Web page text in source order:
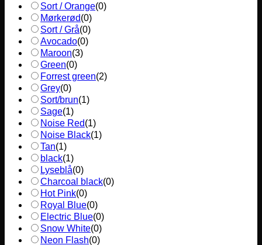
Sort / Orange(0)
Mørkerød(0)
Sort / Grå(0)
Avocado(0)
Maroon(3)
Green(0)
Forrest green(2)
Grey(0)
Sort/brun(1)
Sage(1)
Noise Red(1)
Noise Black(1)
Tan(1)
black(1)
Lyseblå(0)
Charcoal black(0)
Hot Pink(0)
Royal Blue(0)
Electric Blue(0)
Snow White(0)
Neon Flash(0)